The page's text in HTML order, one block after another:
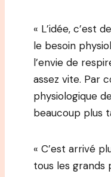
« L’idée, c’est
le besoin
l’envie de
assez vite. Par
physiologique
beaucoup plus
« C’est arrivé
tous les grands